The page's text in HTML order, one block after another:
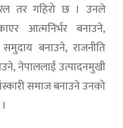
तर गहिरो छ । उनले
आत्मनिर्भर बनाउने,
बनाउने, राजनीति
नेपाललाई उत्पादनमुखी
समाज बनाउने उनको